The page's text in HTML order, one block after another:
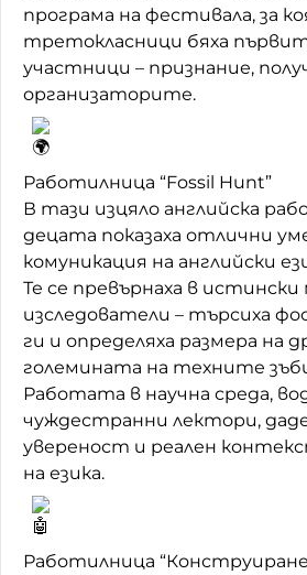
Питаме Ви
До ре ми
програма на фестивала, за
третокласници бяха
участници – признание,
организаторите.
Работилница “Fossil Hunt”
В тази изцяло английска
децата показаха отлични
комуникация на английски
Те се превърнаха в истински
изследователи – търсиха
ги и определяха размера на
големината на техните
Работата в научна среда,
чуждестранни лектори,
увереност и реален
на езика.
Работилница “Конструиране